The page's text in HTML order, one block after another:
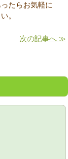
たらお気軽に
。
次の記事へ ≫